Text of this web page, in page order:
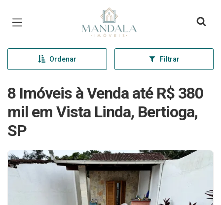
Página inicial
Ordenar Filtrar
8 Imóveis à Venda até R$ 380
mil em Vista Linda, Bertioga,
SP